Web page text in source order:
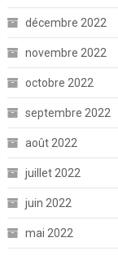
décembre 2022
novembre 2022
octobre 2022
septembre 2022
août 2022
juillet 2022
juin 2022
mai 2022